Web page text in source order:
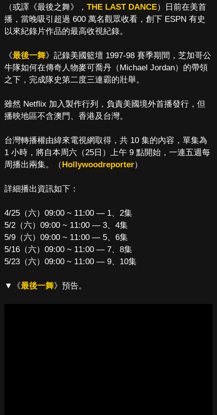
（或譯《最後之舞》， THE LAST DANCE）日前在美首
播，當晚吸引超過 600 萬名觀眾收看，創下 ESPN 有史
以來紀錄片作品的最高收視紀錄。
《最後一舞》記錄美國籃壇 1997-98 賽季期間，芝加哥公
牛隊如何在傳奇人物麥可喬丹（Michael Jordan）的帶領
之下，完成隊史第二度三連霸的壯舉。
雖然 Netflix 加入製作行列，負責美國境外首播發行，但
播映地區不含澳門、香港及台灣。
台灣轉播權由緯來電視網取得，共 10 集的內容，單集為
1 小時，將自本周六（25日）上午 9 點開始，一連五週每
周播出兩集。（Hollywoodreporter）
詳細播出資訊如下：
4/25（六）09:00 ~ 11:00 — 1、2集
5/2（六）09:00 ~ 11:00 — 3、4集
5/9（六）09:00 ~ 11:00 — 5、6集
5/16（六）09:00 ~ 11:00 — 7、8集
5/23（六）09:00 ~ 11:00 — 9、10集
▼《最後一舞》預告。